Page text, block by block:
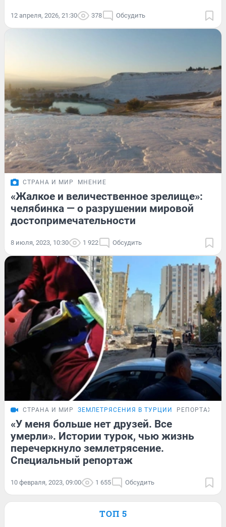
12 апреля, 2026, 21:30 378 Обсудить
СТРАНА И МИР МНЕНИЕ
«Жалкое и величественное зрелище»:
челябинка — о разрушении мировой
достопримечательности
8 июля, 2023, 10:30 1 922 Обсудить
СТРАНА И МИР ЗЕМЛЕТРЯСЕНИЯ В ТУРЦИИ РЕПОРТАЖ
«У меня больше нет друзей. Все
умерли». Истории турок, чью жизнь
перечеркнуло землетрясение.
Специальный репортаж
10 февраля, 2023, 09:00 1 655 Обсудить
ТОП 5